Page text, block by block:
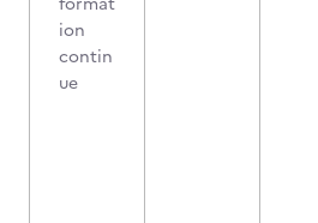
ion
contin
ue